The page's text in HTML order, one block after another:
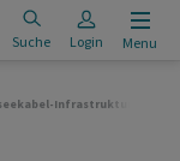
Suche Login Menu
Infrastruktur - auch